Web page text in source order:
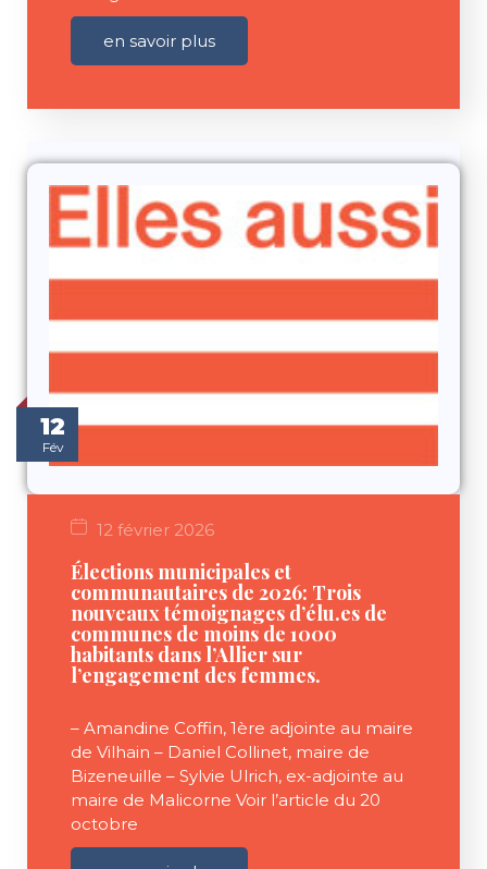
en savoir plus
12
Fév
12 février 2026
Élections municipales et
communautaires de 2026: Trois
nouveaux témoignages d’élu.es de
communes de moins de 1000
habitants dans l’Allier sur
l’engagement des femmes.
– Amandine Coffin, 1ère adjointe au maire
de Vilhain – Daniel Collinet, maire de
Bizeneuille – Sylvie Ulrich, ex-adjointe au
maire de Malicorne Voir l’article du 20
octobre